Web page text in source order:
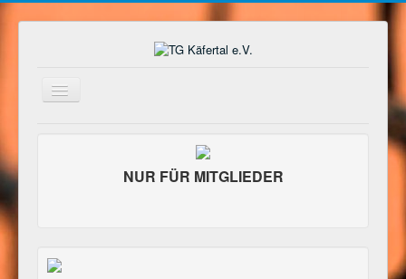
Navigation
an/aus
Unsere Partner
NUR FÜR MITGLIEDER